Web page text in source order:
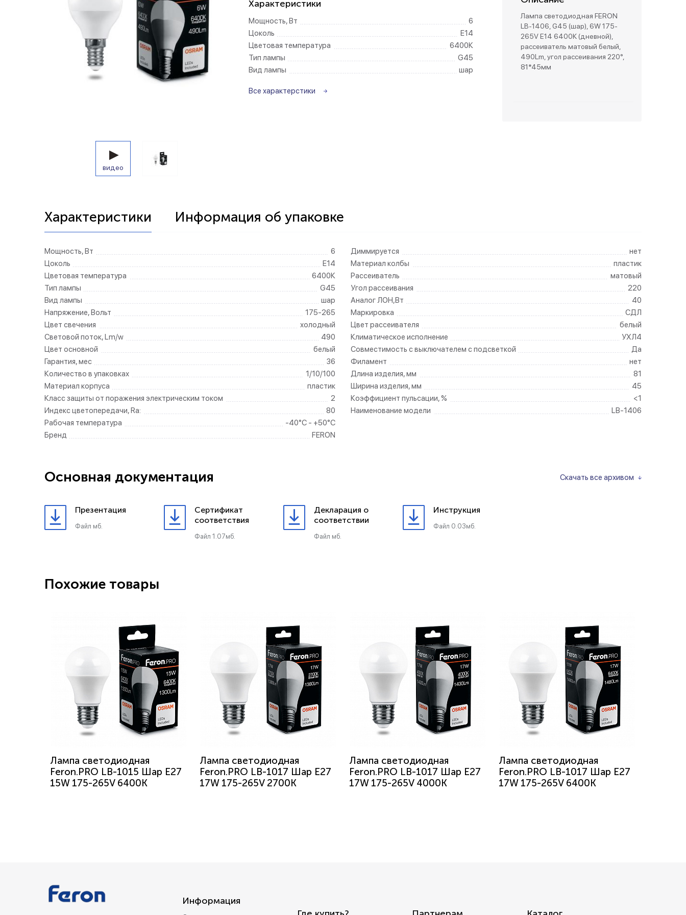
Беспроводные выключатели Беспроводные розетки
Контроллеры и реле 220в Розетки садово-парковые
видео
Характеристики
Мощность, Вт
6
Цоколь
E14
Цветовая температура
6400К
Тип лампы
G45
Вид лампы
шар
Все характерстики
Лампа светодиодная FERON
LB-1406, G45 (шар), 6W 175-
265V E14 6400К (дневной),
рассеиватель матовый белый,
490Lm, угол рассеивания 220°,
81*45мм
Характеристики Информация об упаковке
Мощность, Вт
6
Цоколь
E14
Цветовая температура
6400К
Тип лампы
G45
Вид лампы
шар
Напряжение, Вольт
175-265
Цвет свечения
холодный
Световой поток, Lm/w
490
Цвет основной
белый
Гарантия, мес
36
Количество в упаковках
1/10/100
Материал корпуса
пластик
Класс защиты от поражения электрическим током
2
Индекс цветопередачи, Ra:
80
Рабочая температура
-40°C - +50°C
Бренд
FERON
Диммируется
нет
Материал колбы
пластик
Рассеиватель
матовый
Угол рассеивания
220
Аналог ЛОН,Вт
40
Маркировка
СДЛ
Цвет рассеивателя
белый
Климатическое исполнение
УХЛ4
Совместимость с выключателем с подсветкой
Да
Филамент
нет
Длина изделия, мм
81
Ширина изделия, мм
45
Коэффициент пульсации, %
<1
Наименование модели
LB-1406
Скачать все архивом
Основная документация
Презентация
Файл мб.
Сертификат
соответствия
Файл 1.07мб.
Декларация о
соответствии
Файл мб.
Инструкция
Файл 0.03мб.
Похожие товары
Лампа светодиодная
Feron.PRO LB-1015 Шар E27
15W 175-265V 6400K
Лампа светодиодная
Feron.PRO LB-1017 Шар E27
17W 175-265V 2700K
Лампа светодиодная
Feron.PRO LB-1017 Шар E27
17W 175-265V 4000K
Лампа светодиодная
Feron.PRO LB-1017 Шар E27
17W 175-265V 6400K
Информация